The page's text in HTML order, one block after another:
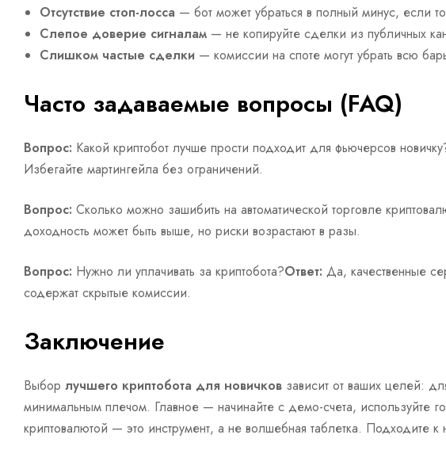
Отсутствие стоп-лосса — бот может убраться в полный минус, если
Слепое доверие сигналам — не копируйте сделки из публичных
Слишком частые сделки — комиссии на споте могут убрать всю
Часто задаваемые вопросы (FAQ)
Вопрос: Какой криптобот лучше прости подходит для фьючерсов
Избегайте мартингейла без ограничений.
Вопрос: Сколько можно зашибить на автоматической торговле
доходность может быть выше, но риски возрастают в разы.
Вопрос: Нужно ли уплачивать за криптобота?Ответ: Да, качественные
содержат скрытые комиссии.
Заключение
Выбор лучшего криптобота для новичков зависит от ваших целей:
минимальным плечом. Главное — начинайте с демо-счета, используйте
криптовалютой — это инструмент, а не волшебная таблетка.